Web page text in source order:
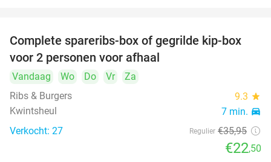
37%
Complete spareribs-box of gegrilde kip-box
voor 2 personen voor afhaal
Vandaag Wo Do Vr
Za
Ribs & Burgers
9.3 star
Kwintsheul 7 min. directions_car
Verkocht: 27 Regulier €35,95
€22,50